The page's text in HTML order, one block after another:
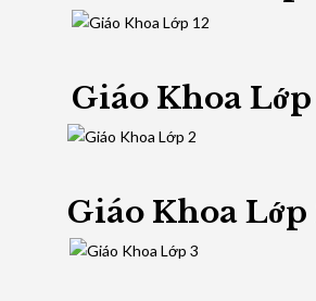
Giáo Khoa Lớp
Giáo Khoa Lớp